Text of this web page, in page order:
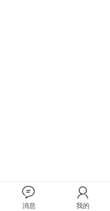
消息 我的